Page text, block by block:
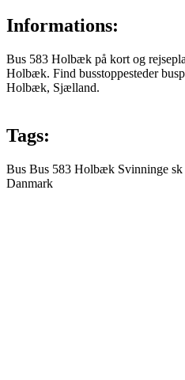
Informations:
Bus 583 Holbæk på kort og
Holbæk. Find busstoppesteder
Holbæk, Sjælland.
Tags:
Bus Bus 583 Holbæk Svinninge sk
Danmark